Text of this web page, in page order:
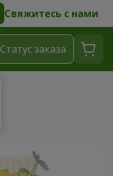
Свяжитесь с нами
Cтатус заказа